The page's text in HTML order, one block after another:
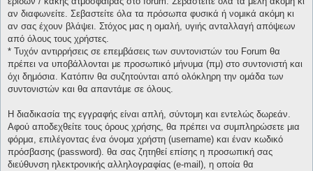
αν διαφωνείτε. Σεβαστείτε όλα τα πρόσωπα φυσικά ή νομικά ακόμη κι
αν σας έχουν βλάψει. Στόχος μας η ομαλή, υγιής ανταλλαγή απόψεων
από όλους τους χρήστες.
* Τυχόν αντιρρήσεις σε επεμβάσεις των συντονιστών του Forum θα
πρέπει να υποβάλλονται με προσωπικό μήνυμα (πμ) στο συντονιστή και
όχι δημόσια. Κατόπιν θα συζητούνται από ολόκληρη την ομάδα των
συντονιστών και θα απαντάμε σε όλους.
Η διαδικασία της εγγραφής είναι απλή, σύντομη και εντελώς δωρεάν.
Αφού αποδεχθείτε τους όρους χρήσης, θα πρέπει να συμπληρώσετε μια
φόρμα, επιλέγοντας ένα όνομα χρήστη (username) και έναν κωδικό
πρόσβασης (password). θα σας ζητηθεί επίσης η προσωπική σας
διεύθυνση ηλεκτρονικής αλληλογραφίας (e-mail), η οποία θα